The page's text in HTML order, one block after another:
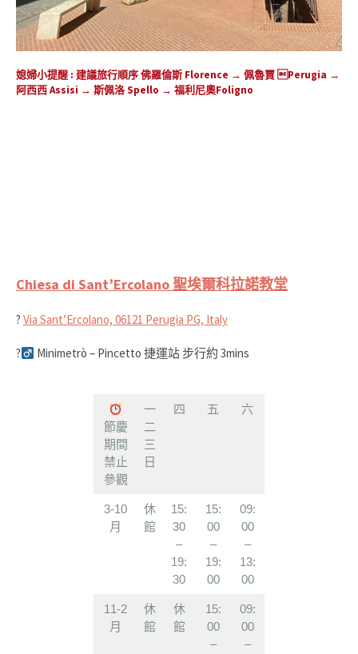
媳婦小提醒 : 建議旅行順序 佛羅倫斯 Florence → 佩魯賈 Perugia →
阿西西 Assisi → 斯佩洛 Spello → 福利尼奧Foligno
Chiesa di Sant’Ercolano 聖埃爾科拉諾教堂
? Via Sant’Ercolano, 06121 Perugia PG, Italy
?‍ Minimetrò – Pincetto 捷運站 步行約 3mins
節慶
期間
禁止
參觀
一
二
三
日
四 五 六
3-10
月
休
館
15:
30
–
19:
30
15:
00
–
19:
00
09:
00
–
13:
00
11-2
月
休
館
休
館
15:
00
–
09:
00
–